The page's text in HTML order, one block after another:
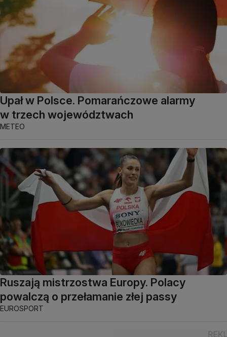
Upał w Polsce. Pomarańczowe alarmy
w trzech województwach
METEO
Ruszają mistrzostwa Europy. Polacy
powalczą o przełamanie złej passy
EUROSPORT